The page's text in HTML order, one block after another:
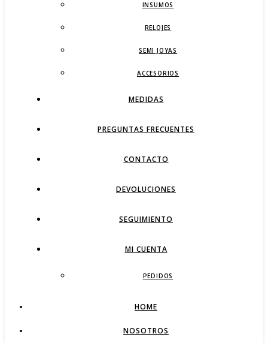
INSUMOS
RELOJES
SEMI JOYAS
ACCESORIOS
MEDIDAS
PREGUNTAS FRECUENTES
CONTACTO
DEVOLUCIONES
SEGUIMIENTO
MI CUENTA
PEDIDOS
HOME
NOSOTROS